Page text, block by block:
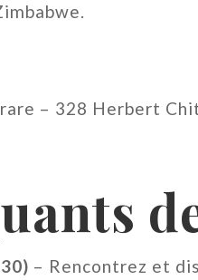
– 328 Herbert
– Rencontrez et